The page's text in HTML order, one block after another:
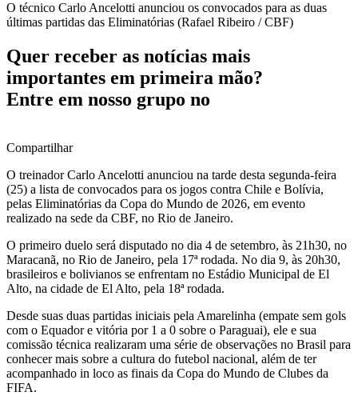
O técnico Carlo Ancelotti anunciou os convocados para as duas
últimas partidas das Eliminatórias (Rafael Ribeiro / CBF)
Quer receber as notícias mais
importantes em primeira mão?
Entre em nosso grupo no
Compartilhar
O treinador Carlo Ancelotti anunciou na tarde desta segunda-feira
(25) a lista de convocados para os jogos contra Chile e Bolívia,
pelas Eliminatórias da Copa do Mundo de 2026, em evento
realizado na sede da CBF, no Rio de Janeiro.
O primeiro duelo será disputado no dia 4 de setembro, às 21h30, no
Maracanã, no Rio de Janeiro, pela 17ª rodada. No dia 9, às 20h30,
brasileiros e bolivianos se enfrentam no Estádio Municipal de El
Alto, na cidade de El Alto, pela 18ª rodada.
Desde suas duas partidas iniciais pela Amarelinha (empate sem gols
com o Equador e vitória por 1 a 0 sobre o Paraguai), ele e sua
comissão técnica realizaram uma série de observações no Brasil para
conhecer mais sobre a cultura do futebol nacional, além de ter
acompanhado in loco as finais da Copa do Mundo de Clubes da
FIFA.